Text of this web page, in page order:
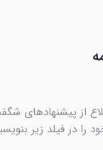
از پیشنهادهای
را در فیلد زیر